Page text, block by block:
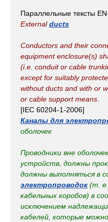
Параллельные тексты
Externalducts
Conductors and their
equipment enclosure(s)
(i.e. conduit or cable
except for suitably
without ducts and with or
or cable support means
[IEC 60204-1-2006]
Каналы для
оболочек
Проводники вне
устройств, должны
должны выполняться в
электропроводок(т. е.
кабельных коробов) в
исключением
кабелей, которые